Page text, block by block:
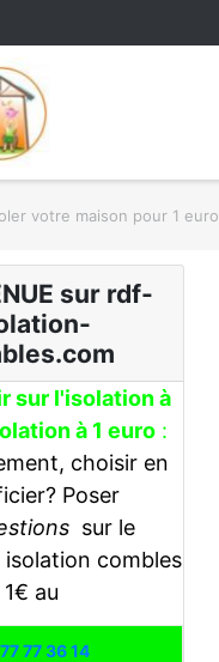
votre maison pour 1 euro
sur rdf-
sur l'isolation à
à 1 euro:
choisir en
Poser
sur le
combles
1€ au
77 36 14